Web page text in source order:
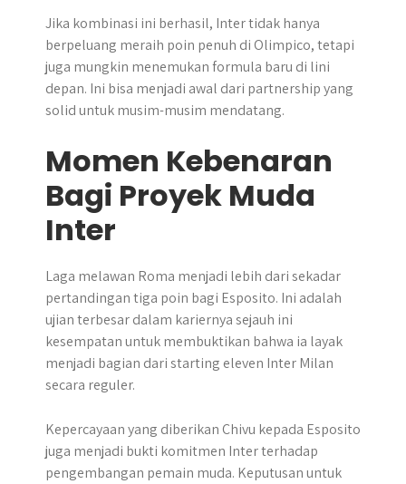
Jika kombinasi ini berhasil, Inter tidak hanya
berpeluang meraih poin penuh di Olimpico, tetapi
juga mungkin menemukan formula baru di lini
depan. Ini bisa menjadi awal dari partnership yang
solid untuk musim-musim mendatang.
Momen Kebenaran
Bagi Proyek Muda
Inter
Laga melawan Roma menjadi lebih dari sekadar
pertandingan tiga poin bagi Esposito. Ini adalah
ujian terbesar dalam kariernya sejauh ini
kesempatan untuk membuktikan bahwa ia layak
menjadi bagian dari starting eleven Inter Milan
secara reguler.
Kepercayaan yang diberikan Chivu kepada Esposito
juga menjadi bukti komitmen Inter terhadap
pengembangan pemain muda. Keputusan untuk